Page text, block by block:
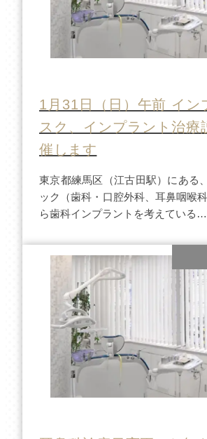
1月31日（日）午前 イン
スク、インプラント治療
催します
東京都練馬区（江古田駅）にある
ック（歯科・口腔外科、耳鼻咽喉
ら歯科インプラントを考えている…